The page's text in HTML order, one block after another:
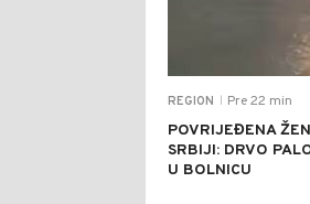
REGION Pre 22 min
POVRIJEĐENA
SRBIJI: DRVO
U BOLNICU